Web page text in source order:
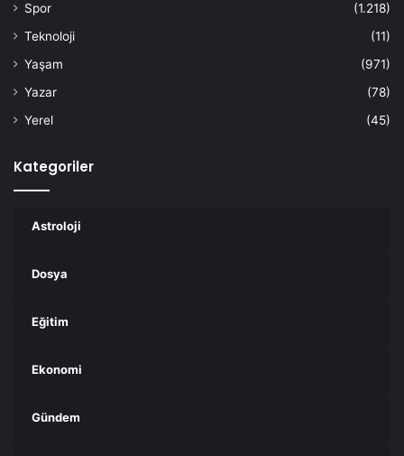
Spor
(1.218)
Teknoloji
(11)
Yaşam
(971)
Yazar
(78)
Yerel
(45)
Kategoriler
Astroloji
Dosya
Eğitim
Ekonomi
Gündem